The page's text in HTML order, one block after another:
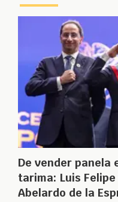
De vender panela
tarima: Luis
Abelardo de la